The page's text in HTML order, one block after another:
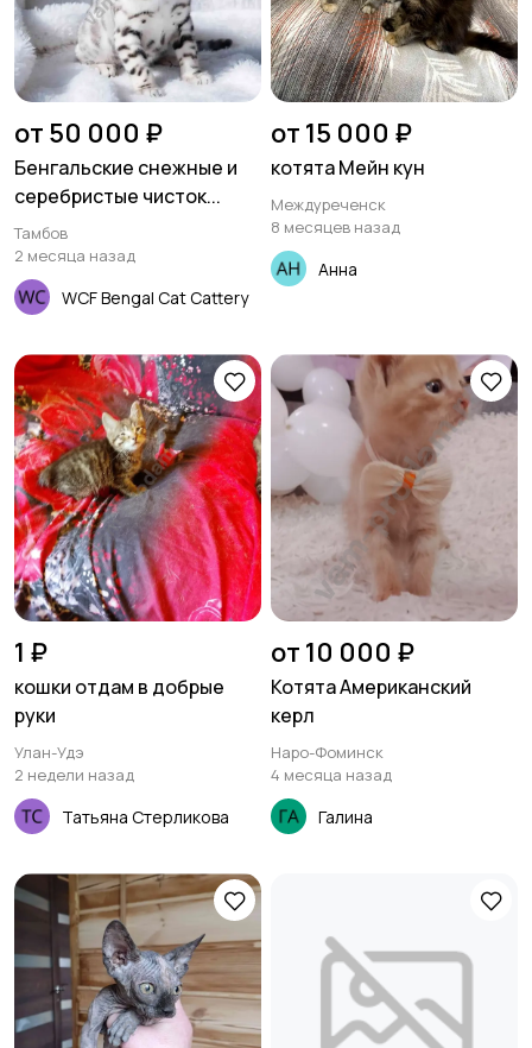
от 50 000 ₽
Бенгальские снежные и
серебристые чисток...
Тамбов
2 месяца назад
WCF Bengal Cat Cattery
от 15 000 ₽
котята Мейн кун
Междуреченск
8 месяцев назад
Анна
1 ₽
кошки отдам в добрые
руки
Улан-Удэ
2 недели назад
Татьяна Стерликова
от 10 000 ₽
Котята Американский
керл
Наро-Фоминск
4 месяца назад
Галина